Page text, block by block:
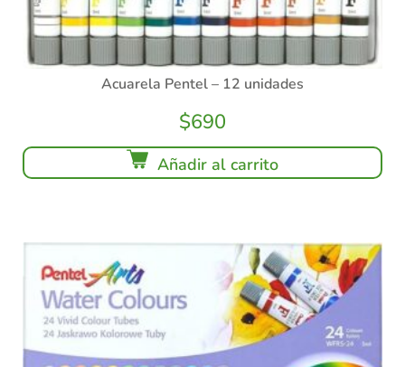
Acuarela Pentel – 12 unidades
$690
Añadir al carrito